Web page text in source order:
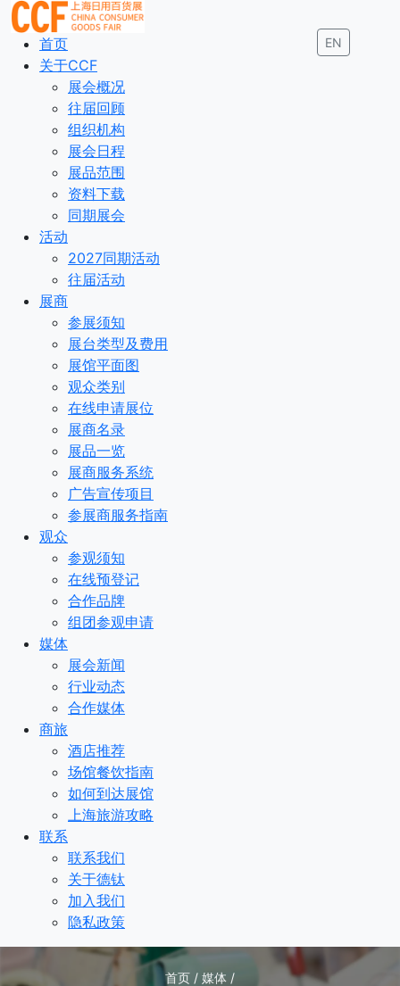
EN
首页
关于CCF
展会概况
往届回顾
组织机构
展会日程
展品范围
资料下载
同期展会
活动
2027同期活动
往届活动
展商
参展须知
展台类型及费用
展馆平面图
观众类别
在线申请展位
展商名录
展品一览
展商服务系统
广告宣传项目
参展商服务指南
观众
参观须知
在线预登记
合作品牌
组团参观申请
媒体
展会新闻
行业动态
合作媒体
商旅
酒店推荐
场馆餐饮指南
如何到达展馆
上海旅游攻略
联系
联系我们
关于德钛
加入我们
隐私政策
首页 / 媒体 /